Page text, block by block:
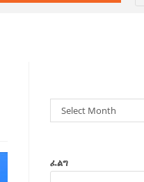
Select Month
ፈልግ